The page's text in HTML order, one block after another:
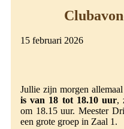
15 februari 2026
Jullie zijn morgen
is van 18 tot 18.10 uur,
om 18.15 uur. Meester
een grote groep in Zaal 1.